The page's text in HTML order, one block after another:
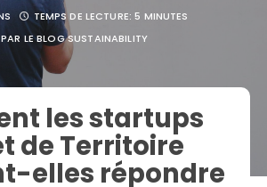
TEMPS DE LECTURE:5 MINUTES
PAR LE BLOG SUSTAINABILITY
les startups
de Territoire
elles répondre